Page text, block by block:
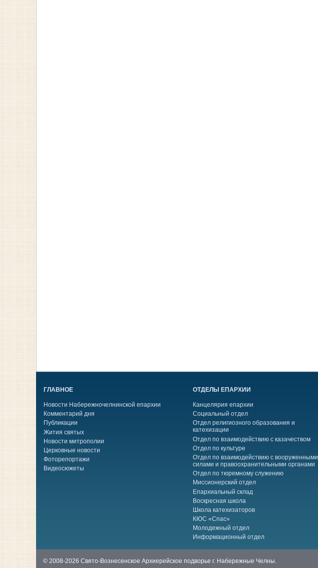
ГЛАВНОЕ
Новости Набережночелнинской епархии
Комментарий дня
Публикации
Жития святых
Новости митрополии
Церковные новости
Фоторепортажи
Видеосюжеты
ОТДЕЛЫ ЕПАРХИИ
Канцелярия епархии
Социальный отдел
Отдел религиозного образования и
катехизации
Отдел по взаимодействию с казачеством
Отдел по культуре
Отдел по взаимодействию с вооруженными
силами и правоохранительными органами
Отдел по тюремному служению
Миссионерский отдел
Епархиальный склад
Воскресная школа
Школа катехизаторов
КЮС «Спас»
Молодежный отдел
Информационный отдел
© 2008-2026 Свято-Вознесенское Архиерейское подворье г. Набережные Челны.